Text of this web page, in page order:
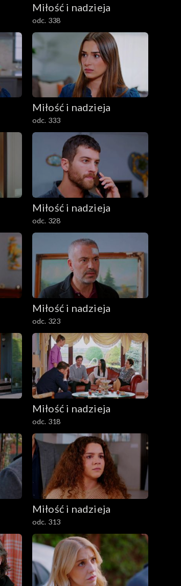
Miłość i nadzieja
odc. 338
Miłość i nadzieja
odc. 333
Miłość i nadzieja
odc. 328
Miłość i nadzieja
odc. 323
Miłość i nadzieja
odc. 318
Miłość i nadzieja
odc. 313